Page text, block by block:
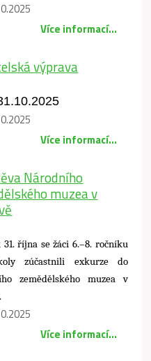
Více informací...
výprava
Více informací...
Národního
muzea v
října se žáci 6.–8. ročníku
zúčastnili exkurze do
zemědělského muzea v
Více informací...